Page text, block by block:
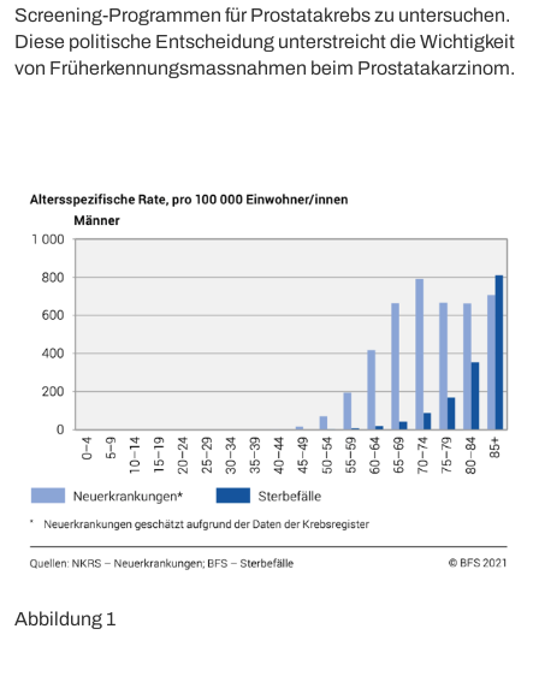
Screening-Programmen für Prostatakrebs zu untersuchen.
Diese politische Entscheidung unterstreicht die Wichtigkeit
von Früherkennungsmassnahmen beim Prostatakarzinom.
Abbildung 1